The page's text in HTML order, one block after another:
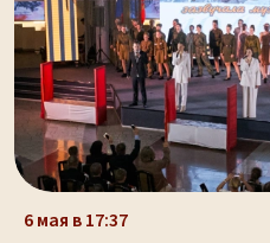
6 мая в 17:37